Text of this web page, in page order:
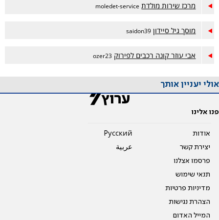
מרכז שירות מולדת moledet-service
מוסך גיל סיידון saidon39
אבי עוזר קונה רכבים לפירוק ozer23
אולי יעניין אותך
פנו אלינו
אודות
יצירת קשר
פרסמו אצלנו
תנאי שימוש
מדיניות פרטיות
הצהרת נגישות
המייל האדום
Pусский
عربية